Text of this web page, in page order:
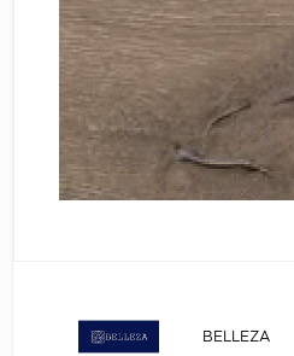
BELLEZA